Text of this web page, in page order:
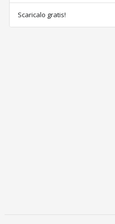
Scaricalo gratis!